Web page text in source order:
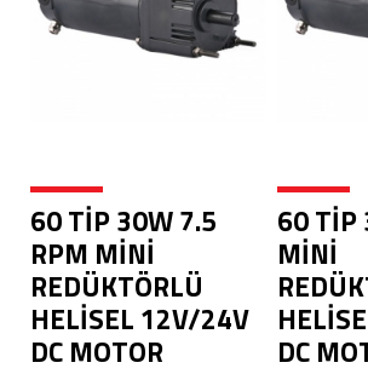
60 TİP 30W 7.5
RPM MİNİ
REDÜKTÖRLÜ
HELİSEL 12V/24V
DC MOTOR
60 TİP
MİNİ
DC